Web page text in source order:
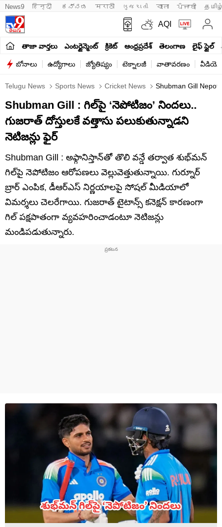
News9 हिन्दी ಕನ್ನಡ मराठी ગુજરાતી বাংলা ਪੰਜਾਬੀ
AQI
తాజా వార్తలు ఎంటర్టైన్మెంట్ క్రికెట్ ఆంధ్రప్రదేశ్ తెలంగాణ లైఫ్ స్టైల్
బోనాలు ఉద్యోగాలు జ్యోతిష్యం టెక్నాలజీ వాతావరణం
Telugu News Sports News Cricket News Shubman Gill
Shubman Gill : గిల్‌పై ‘నెపోటిజం’ నిందలు..
గుజరాత్ దోస్తులకే వత్తాసు పలుకుతున్నాడని
నెటిజన్లు ఫైర్
Shubman Gill : అఫ్గానిస్తాన్‌తో తొలి వన్డే తర్వాత శుభ్‌మన్
గిల్‌పై నెపోటిజం ఆరోపణలు వెల్లువెత్తుతున్నాయి. గుర్నూర్
బ్రార్ ఎంపిక, డీఆర్‌ఎస్ నిర్ణయాలపై సోషల్ మీడియాలో
విమర్శలు చెలరేగాయి. గుజరాత్ టైటాన్స్ కనెక్షన్ కారణంగా
గిల్ పక్షపాతంగా వ్యవహరించాడంటూ నెటిజన్లు
మండిపడుతున్నారు.